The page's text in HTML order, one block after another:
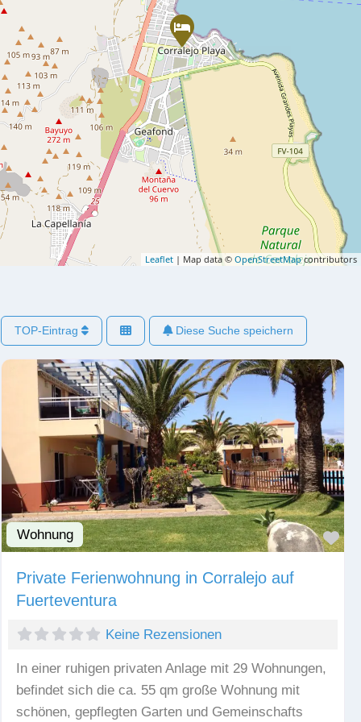
Leaflet | Map data © OpenStreetMapcontributors
TOP-Eintrag Diese Suche speichern
Wohnung
Private Ferienwohnung in Corralejo auf
Fuerteventura
Keine Rezensionen
In einer ruhigen privaten Anlage mit 29 Wohnungen,
befindet sich die ca. 55 qm große Wohnung mit
schönen, gepflegten Garten und Gemeinschafts